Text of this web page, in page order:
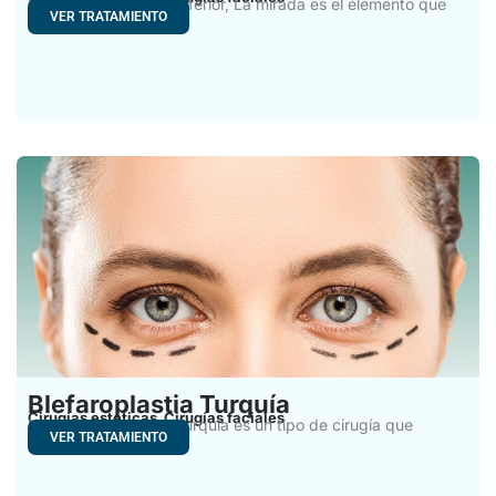
Cirugía del párpado inferior, La mirada es el elemento que
VER TRATAMIENTO
Blefaroplastia Turquía
Cirugías estéticas,Cirugías faciales
La blefaroplastia en Turquía es un tipo de cirugía que
VER TRATAMIENTO